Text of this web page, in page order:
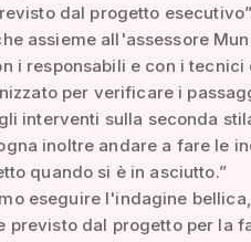
dal progetto
assieme all'assessore
i responsabili e con i tecnici
per verificare i
interventi sulla seconda
inoltre andare a fare le
quando si è in asciutto.”
eseguire l'indagine
previsto dal progetto per la